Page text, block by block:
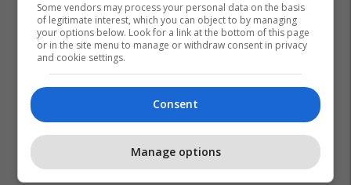
Some vendors may process your personal data on the basis
of legitimate interest, which you can object to by managing
your options below. Look for a link at the bottom of this page
or in the site menu to manage or withdraw consent in privacy
and cookie settings.
Consent
Manage options